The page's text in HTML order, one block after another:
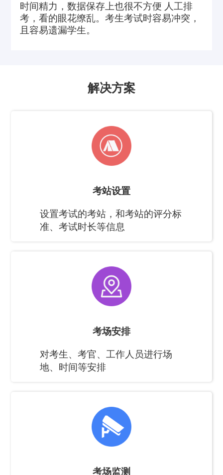
时间精力，数据保存上也很不方便 人工排
考，看的眼花缭乱。考生考试时容易冲突，
且容易遗漏学生。
解决方案
考站设置
设置考试的考站，和考站的评分标
准、考试时长等信息
考场安排
对考生、考官、工作人员进行场
地、时间等安排
考场监测